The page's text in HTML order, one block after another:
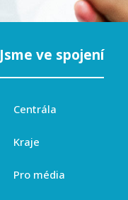
Jsme ve spojení
Centrála
Kraje
Pro média